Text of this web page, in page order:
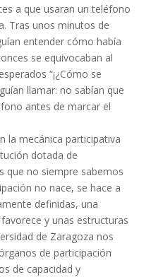
a que usaran un teléfono
Tras unos minutos de
entender cómo había
se equivocaban al
“¡¿Cómo se
llamar: no sabían que
antes de marcar el
la mecánica participativa
dotada de
que no siempre sabemos
no nace, se hace a
definidas, una
y unas estructuras
de Zaragoza nos
de participación
de capacidad y